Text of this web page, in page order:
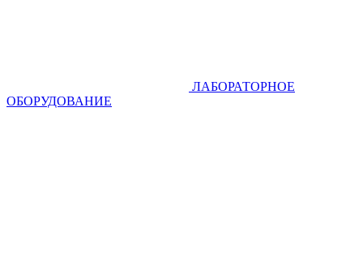
ЛАБОРАТОРНОЕ
ОБОРУДОВАНИЕ